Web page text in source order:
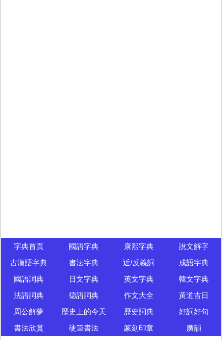
字典首頁 國語字典 康熙字典
說文解字
古漢語字典
書法字典 近/反義詞
成語字典
國語詞典
日文字典 英文字典
韓文字典
法語詞典
德語詞典 作文大全
黃道吉日
周公解夢
歷史上的今天 歷史詞典
好詞好句
書法欣賞
硬筆書法 篆刻印章
廣韻